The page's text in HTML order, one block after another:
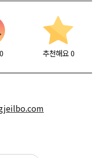
0 추천해요 0